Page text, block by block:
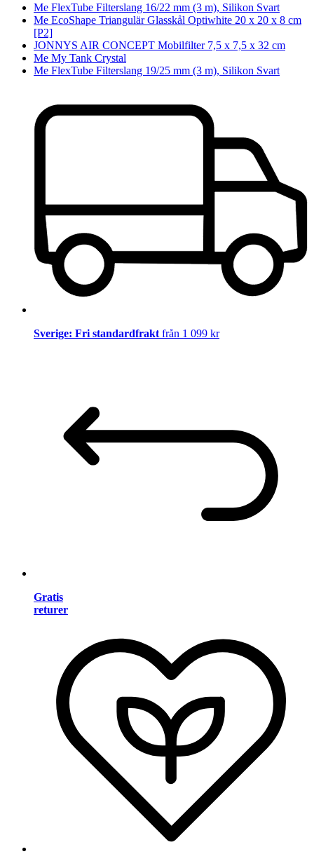
Me FlexTube Filterslang 16/22 mm (3 m), Silikon Svart
Me EcoShape Triangulär Glasskål Optiwhite 20 x 20 x 8 cm
[P2]
JONNYS AIR CONCEPT Mobilfilter 7,5 x 7,5 x 32 cm
Me My Tank Crystal
Me FlexTube Filterslang 19/25 mm (3 m), Silikon Svart
Sverige: Fri standardfrakt från 1 099 kr
Gratis
returer